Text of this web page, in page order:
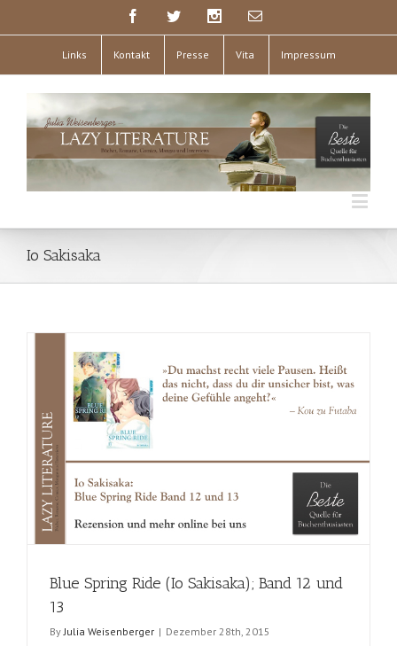
Links Kontakt Presse Vita Impressum
Io Sakisaka
Blue Spring Ride (Io Sakisaka); Band 12 und
13
By Julia Weisenberger | Dezember 28th, 2015